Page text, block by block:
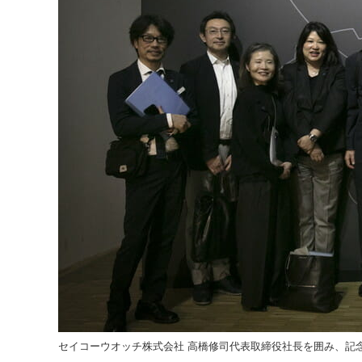
セイコーウオッチ株式会社 高橋修司代表取締役社長を囲み、記